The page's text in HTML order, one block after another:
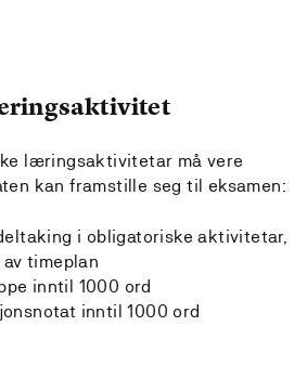
læringsaktivitetar må vere
kan framstille seg til eksamen:
i obligatoriske aktivitetar,
timeplan
inntil 1000 ord
inntil 1000 ord